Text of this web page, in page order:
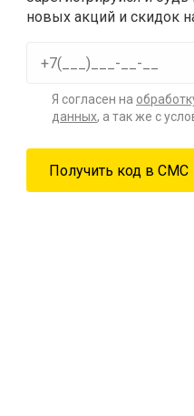
новых акций и скидок
Я согласен на
данных, а так же с